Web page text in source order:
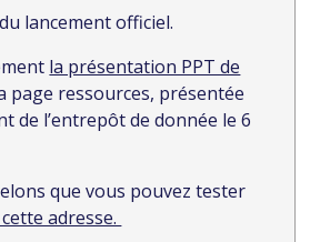
du lancement officiel.
la présentation PPT de
page ressources, présentée
de l’entrepôt de donnée le 6
que vous pouvez tester
adresse.